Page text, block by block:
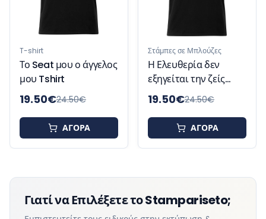
Η Ελευθερία δεν
εξηγείται την ζείς
Tshirt
19.50 19.50
Γιατί να Επιλέξετε το Stampariseto;